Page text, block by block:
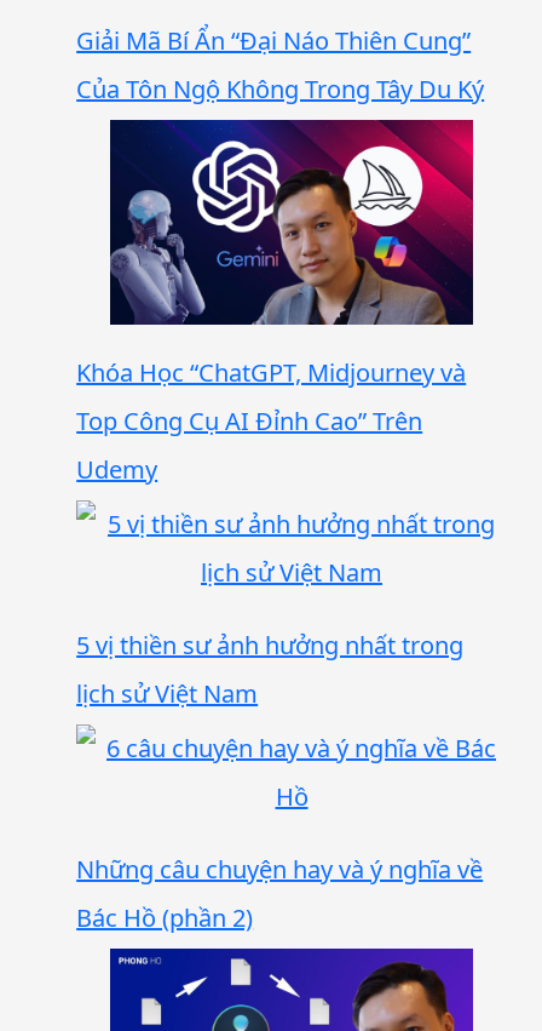
Giải Mã Bí Ẩn “Đại Náo Thiên Cung”
Của Tôn Ngộ Không Trong Tây Du Ký
Khóa Học “ChatGPT, Midjourney và
Top Công Cụ AI Đỉnh Cao” Trên
Udemy
5 vị thiền sư ảnh hưởng nhất trong
lịch sử Việt Nam
Những câu chuyện hay và ý nghĩa về
Bác Hồ (phần 2)